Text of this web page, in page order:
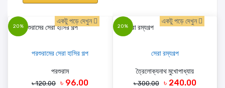
20%
একটু পড়ে দেখুন
পরশুরামের সেরা হাসির গল্প
পরশুরাম
৳ 120.00 ৳ 96.00
20%
একটু পড়ে দেখুন
সেরা রম্যগল্প
ত্রৈলোক্যনাথ মুখোপাধ্যায়
৳ 300.00 ৳ 240.00